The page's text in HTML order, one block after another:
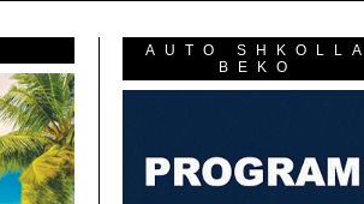
AUTO SHKOLLA
BEKO